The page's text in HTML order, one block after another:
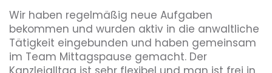
Wir haben regelmäßig neue Aufgaben
bekommen und wurden aktiv in die anwaltliche
Tätigkeit eingebunden und haben gemeinsam
im Team Mittagspause gemacht. Der